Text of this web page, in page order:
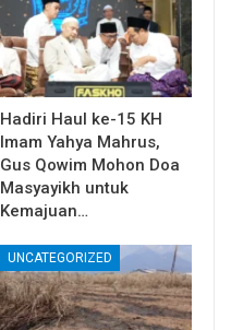
Hadiri Haul ke-15 KH
Imam Yahya Mahrus,
Gus Qowim Mohon Doa
Masyayikh untuk
Kemajuan…
UNCATEGORIZED